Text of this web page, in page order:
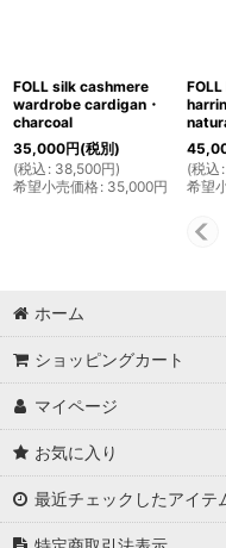
FOLL silk cashmere
wardrobe cardigan・
charcoal
35,000円(税別)
(税込 : 38,500円)
希望小売価格: 35,000円
(税込 :
希望
ホーム
ショッピングカート
マイページ
お気に入り
最近チェックしたアイテ